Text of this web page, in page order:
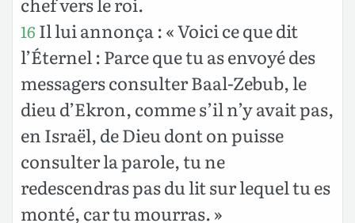
16 Il lui annonça : « Voici ce que dit
l’Éternel : Parce que tu as envoyé des
messagers consulter Baal-Zebub, le
dieu d’Ekron, comme s’il n’y avait pas,
en Israël, de Dieu dont on puisse
consulter la parole, tu ne
redescendras pas du lit sur lequel tu es
monté, car tu mourras. »